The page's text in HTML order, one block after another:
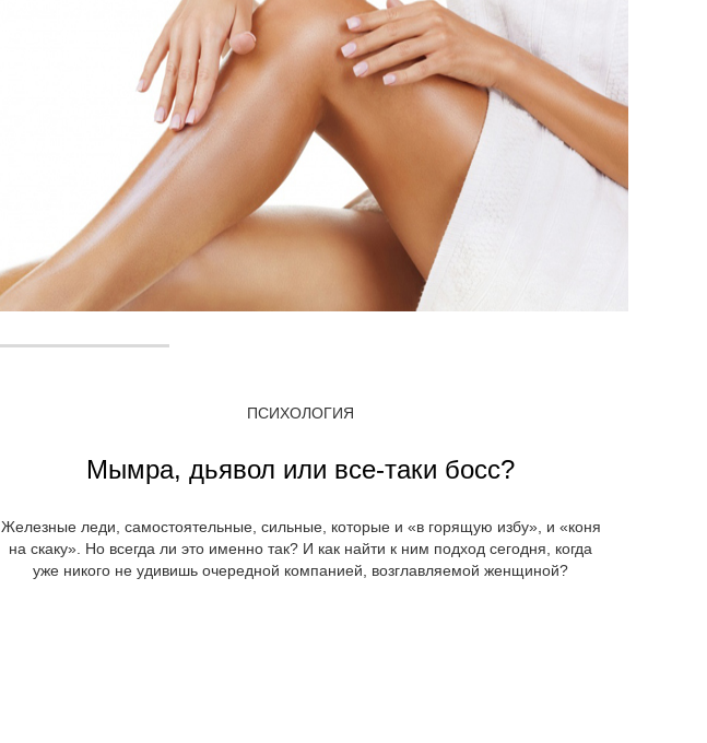
ПСИХОЛОГИЯ
Мымра, дьявол или все-таки босс?
Железные леди, самостоятельные, сильные, которые и «в горящую избу», и «коня
на скаку». Но всегда ли это именно так? И как найти к ним подход сегодня, когда
уже никого не удивишь очередной компанией, возглавляемой женщиной?